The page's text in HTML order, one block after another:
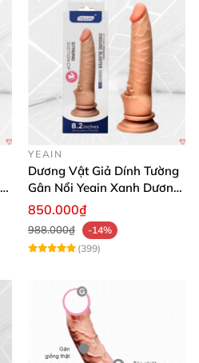
YEAIN
Dương Vật Giả Dính Tường
Gân Nổi Yeain Xanh Dương
8.2 Siêu Thật
850.000₫
988.000₫
-14%
(399)